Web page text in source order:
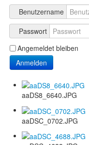
Benutzername
Passwort
Angemeldet bleiben
Anmelden
aaDS8_6640.JPG
aaDSC_0702.JPG